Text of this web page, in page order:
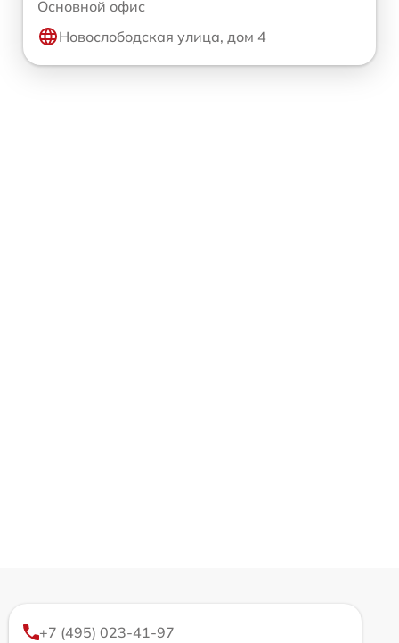
Основной офис
Новослободская улица, дом 4
+7 (495) 023-41-97